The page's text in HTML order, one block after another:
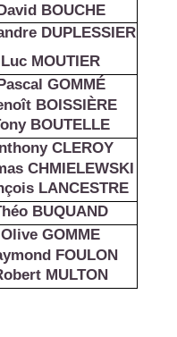
BOUCHE
DUPLESSIER
Luc MOUTIER
GOMMÉ
BOISSIÈRE
BOUTELLE
CLEROY
CHMIELEWSKI
LANCESTRE
BUQUAND
Olive GOMME
FOULON
MULTON